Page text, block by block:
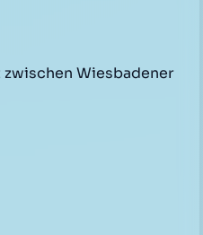
Wiesbadener